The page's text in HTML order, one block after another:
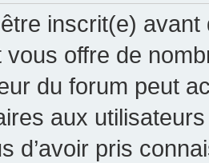
inscrit(e) avant
vous offre de
du forum peut
aux
d’avoir pris